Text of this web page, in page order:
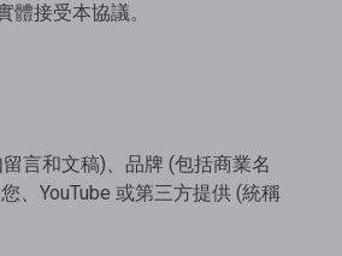
接受本協議。
言和文稿)、品牌 (包括商業名
、YouTube 或第三方提供 (統稱